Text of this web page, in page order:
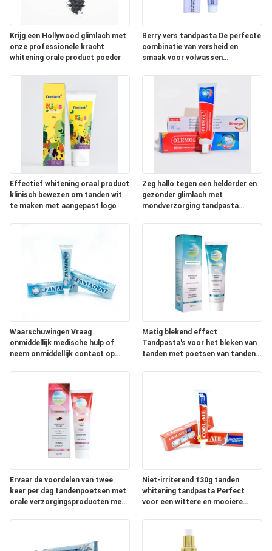
VERZOEK
OM
EEN
CITAAT
SITEMAP
PRIVACYBELEID
Krijg een Hollywood glimlach met
onze professionele kracht
whitening orale product poeder
Berry vers tandpasta De perfecte
combinatie van versheid en
smaak voor volwassen
Effectief whitening oraal product
klinisch bewezen om tanden wit
te maken met aangepast logo
Zeg hallo tegen een helderder en
gezonder glimlach met
mondverzorging tandpasta
Waarschuwingen Vraag
onmiddellijk medische hulp of
neem onmiddellijk contact op
Matig blekend effect
Tandpasta's voor het bleken van
tanden met poetsen van tanden
Ervaar de voordelen van twee
keer per dag tandenpoetsen met
orale verzorgingsproducten met
Niet-irriterend 130g tanden
whitening tandpasta Perfect
voor een wittere en mooiere